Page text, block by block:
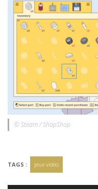
© Steam / ShapShop
TAGS : jeux vidéo